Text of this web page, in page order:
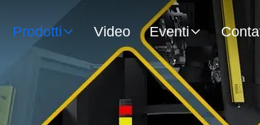
Prodotti Video Eventi